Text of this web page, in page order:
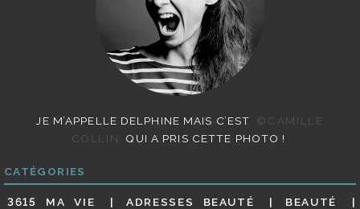
JE M’APPELLE DELPHINE MAIS C’EST
©CAMILLE
COLLIN
QUI A PRIS CETTE PHOTO !
CATÉGORIES
3615 MA VIE ADRESSES BEAUTÉ
BEAUTÉ